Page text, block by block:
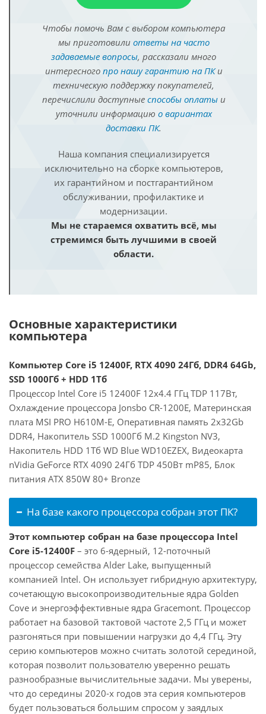
Чтобы помочь Вам с выбором компьютера
мы приготовили ответы на часто
задаваемые вопросы, рассказали много
интересного про нашу гарантию на ПКи
техническую поддержку покупателей,
перечислили доступные способы оплатыи
уточнили информацию о вариантах
доставки ПК.
Наша компания специализируется
исключительно на сборке компьютеров,
их гарантийном и постгарантийном
обслуживании, профилактике и
модернизации.
Мы не стараемся охватить всё, мы
стремимся быть лучшими в своей
области.
Основные характеристики
компьютера
Компьютер Core i5 12400F, RTX 4090 24Гб, DDR4 64Gb,
SSD 1000Гб + HDD 1Тб
Процессор Intel Core i5 12400F 12x4.4 ГГц TDP 117Вт,
Охлаждение процессора Jonsbo CR-1200E, Материнская
плата MSI PRO H610M-E, Оперативная память 2x32Gb
DDR4, Накопитель SSD 1000Гб M.2 Kingston NV3,
Накопитель HDD 1Тб WD Blue WD10EZEX, Видеокарта
nVidia GeForce RTX 4090 24Гб TDP 450Вт mP85, Блок
питания ATX 850W 80+ Bronze
На базе какого процессора собран этот ПК?
Этот компьютер собран на базе процессора Intel
Core i5-12400F – это 6-ядерный, 12-поточный
процессор семейства Alder Lake, выпущенный
компанией Intel. Он использует гибридную архитектуру,
сочетающую высокопроизводительные ядра Golden
Cove и энергоэффективные ядра Gracemont. Процессор
работает на базовой тактовой частоте 2,5 ГГц и может
разгоняться при повышении нагрузки до 4,4 ГГц. Эту
серию компьютеров можно считать золотой серединой,
которая позволит пользователю уверенно решать
разнообразные вычислительные задачи. Мы уверены,
что до середины 2020-х годов эта серия компьютеров
будет пользоваться большим спросом у заядлых